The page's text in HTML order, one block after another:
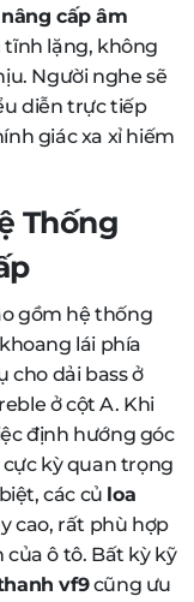
nâng cấp âm
lặng, không
Người nghe sẽ
diễn trực tiếp
giác xa xỉ hiếm
Thống
gồm hệ thống
lái phía
cho dải bass ở
ở cột A. Khi
định hướng góc
kỳ quan trọng
các củ loa
cao, rất phù hợp
ô tô. Bất kỳ kỹ
vf9cũng ưu